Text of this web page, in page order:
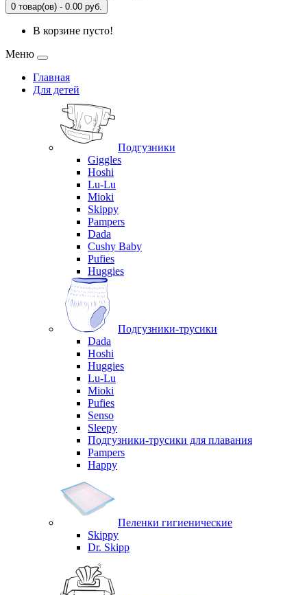
0 товар(ов) - 0.00 руб.
В корзине пусто!
Меню
Главная
Для детей
Подгузники
Giggles
Hoshi
Lu-Lu
Mioki
Skippy
Pampers
Dada
Cushy Baby
Pufies
Huggies
Подгузники-трусики
Dada
Hoshi
Huggies
Lu-Lu
Mioki
Pufies
Senso
Sleepy
Подгузники-трусики для плавания
Pampers
Happy
Пеленки гигиенические
Skippy
Dr. Skipp